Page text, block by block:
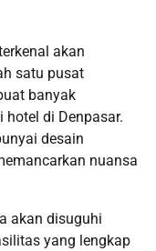
akan
satu pusat
banyak
di Denpasar.
desain
nuansa
akan disuguhi
yang lengkap